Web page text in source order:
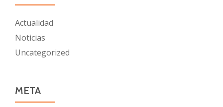
Actualidad
Noticias
Uncategorized
META